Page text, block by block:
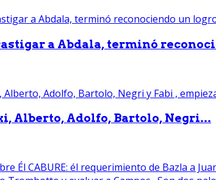
a Abdala, terminó
Alberto, Adolfo, Bartolo, Negri...